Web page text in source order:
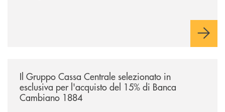
Il Gruppo Cassa Centrale selezionato in
esclusiva per l'acquisto del 15% di Banca
Cambiano 1884